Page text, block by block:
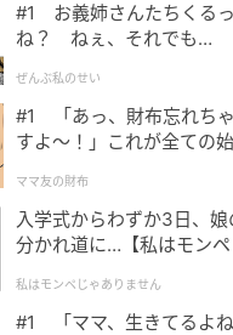
#1 お義姉さんたちくる
ね？ ねぇ、それでも…
ぜんぶ私のせい
#1 「あっ、財布忘れち
すよ〜！」これが全ての
ママ友の財布
入学式からわずか3日、
分かれ道に…【私はモン
私はモンペじゃありません
#1 「ママ、生きてるよ